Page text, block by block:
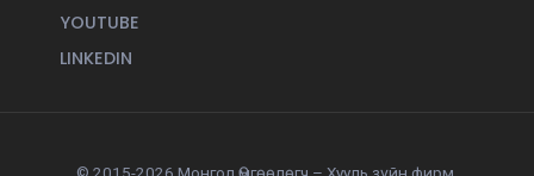
YOUTUBE
LINKEDIN